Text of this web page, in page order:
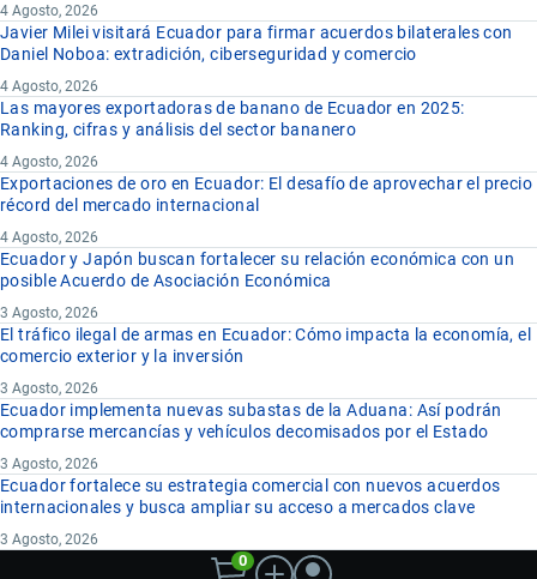
4 Agosto, 2026
Javier Milei visitará Ecuador para firmar acuerdos bilaterales con
Daniel Noboa: extradición, ciberseguridad y comercio
4 Agosto, 2026
Las mayores exportadoras de banano de Ecuador en 2025:
Ranking, cifras y análisis del sector bananero
4 Agosto, 2026
Exportaciones de oro en Ecuador: El desafío de aprovechar el precio
récord del mercado internacional
4 Agosto, 2026
Ecuador y Japón buscan fortalecer su relación económica con un
posible Acuerdo de Asociación Económica
3 Agosto, 2026
El tráfico ilegal de armas en Ecuador: Cómo impacta la economía, el
comercio exterior y la inversión
3 Agosto, 2026
Ecuador implementa nuevas subastas de la Aduana: Así podrán
comprarse mercancías y vehículos decomisados por el Estado
3 Agosto, 2026
Ecuador fortalece su estrategia comercial con nuevos acuerdos
internacionales y busca ampliar su acceso a mercados clave
3 Agosto, 2026
0